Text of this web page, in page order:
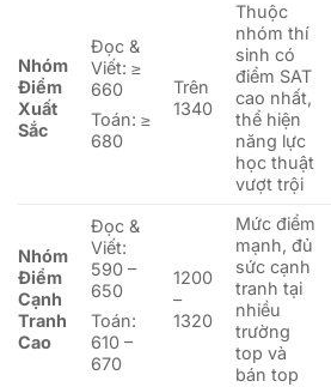
Nhóm
Điểm
Xuất
Sắc
Đọc &
Viết: ≥
660
Toán: ≥
680
Trên
1340
Thuộc
nhóm thí
sinh có
điểm SAT
cao nhất,
thể hiện
năng lực
học thuật
vượt trội
Nhóm
Điểm
Cạnh
Tranh
Cao
Đọc &
Viết:
590 –
650
Toán:
610 –
670
1200
–
1320
Mức điểm
mạnh, đủ
sức cạnh
tranh tại
nhiều
trường
top và
bán top